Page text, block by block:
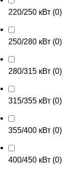
220/250 кВт (0)
250/280 кВт (0)
280/315 кВт (0)
315/355 кВт (0)
355/400 кВт (0)
400/450 кВт (0)